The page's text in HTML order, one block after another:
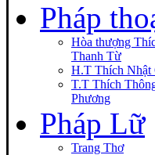
Pháp
Hòa thượng
Thanh Từ
H.T Thích Nhật
T.T Thích
Phương
Pháp Lữ
Trang Thơ